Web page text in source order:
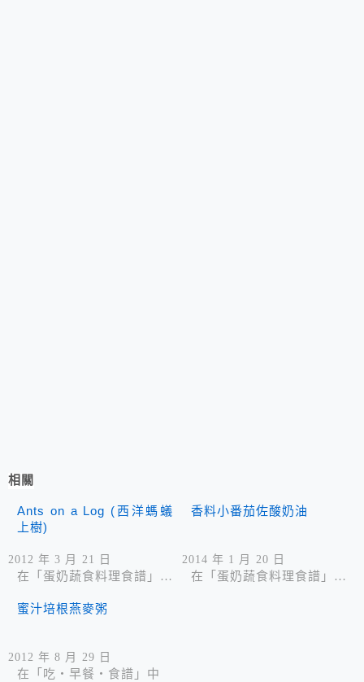
相關
Ants on a Log (西洋螞蟻
上樹)
2012 年 3 月 21 日
在「蛋奶蔬食料理食譜」中
香料小番茄佐酸奶油
2014 年 1 月 20 日
在「蛋奶蔬食料理食譜」中
蜜汁培根燕麥粥
2012 年 8 月 29 日
在「吃‧早餐‧食譜」中